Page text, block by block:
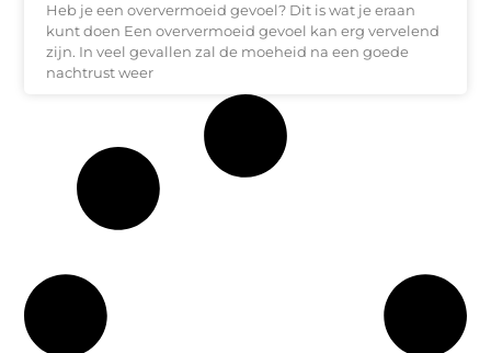
Heb je een oververmoeid gevoel? Dit is wat je eraan
kunt doen Een oververmoeid gevoel kan erg vervelend
zijn. In veel gevallen zal de moeheid na een goede
nachtrust weer